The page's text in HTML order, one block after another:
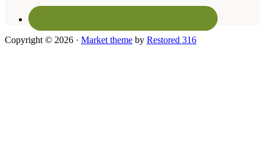
Copyright © 2026 · Market theme by Restored 316